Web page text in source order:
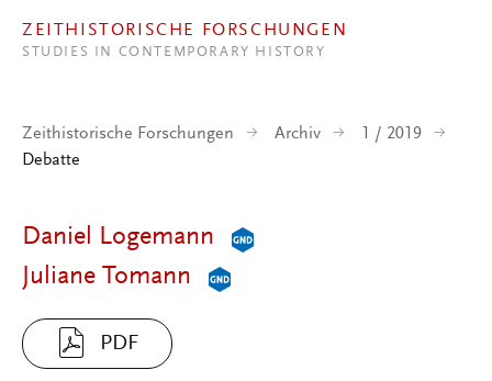
ZEITHISTORISCHE FORSCHUNGEN
STUDIES IN CONTEMPORARY HISTORY
Zeithistorische Forschungen Archiv
1 / 2019
Debatte
Daniel Logemann
Juliane Tomann
PDF